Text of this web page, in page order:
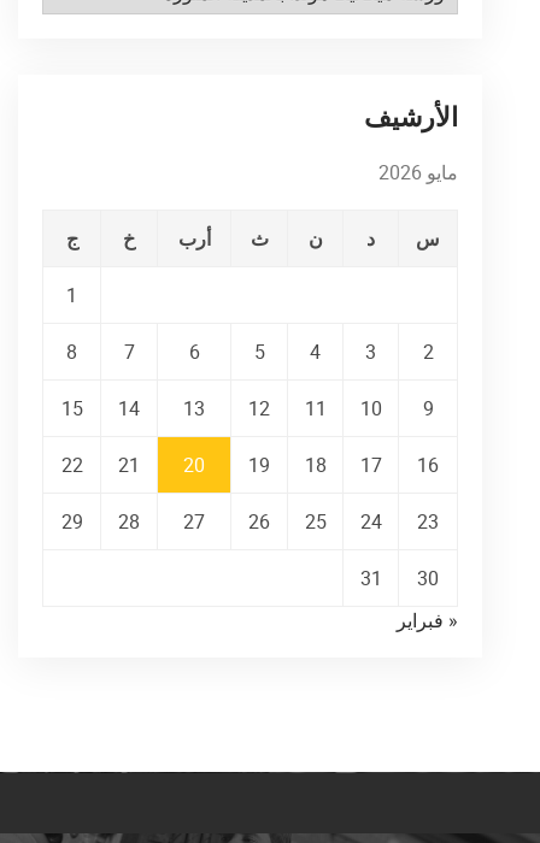
الأرشيف
مايو 2026
س د ن ث أرب خ ج
1
2
3
4
5
6
7
8
9
10
11
12
13
14
15
16
17
18
19
20
21
22
23
24
25
26
27
28
29
30
31
« فبراير